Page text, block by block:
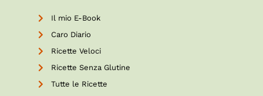
Il mio E-Book
Caro Diario
Ricette Veloci
Ricette Senza Glutine
Tutte le Ricette